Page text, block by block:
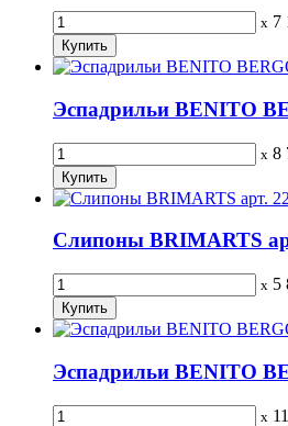
x 7
Эспадрильи BENITO
x 8
Слипоны BRIMARTS
x 5
Эспадрильи BENITO
x